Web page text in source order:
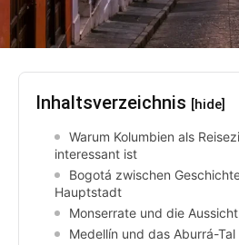
Inhaltsverzeichnis [hide]
Warum Kolumbien als
interessant ist
Bogotá zwischen
Hauptstadt
Monserrate und die
Medellín und das Aburrá-Tal